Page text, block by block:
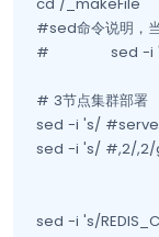
#sed命令说明，
#              sed -i
# 3节点集群部署
sed -i 's/
sed -i 's/ #,2/,2/
sed -i 's/